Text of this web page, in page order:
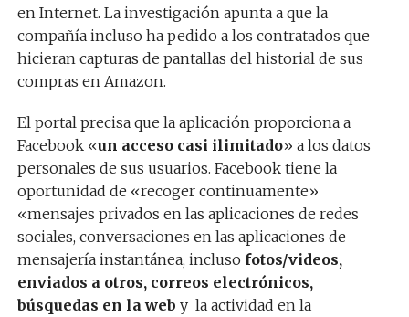
en Internet. La investigación apunta a que la
compañía incluso ha pedido a los contratados que
hicieran capturas de pantallas del historial de sus
compras en Amazon.
El portal precisa que la aplicación proporciona a
Facebook «un acceso casi ilimitado» a los datos
personales de sus usuarios. Facebook tiene la
oportunidad de «recoger continuamente»
«mensajes privados en las aplicaciones de redes
sociales, conversaciones en las aplicaciones de
mensajería instantánea, incluso fotos/videos,
enviados a otros, correos electrónicos,
búsquedas en la web y la actividad en la